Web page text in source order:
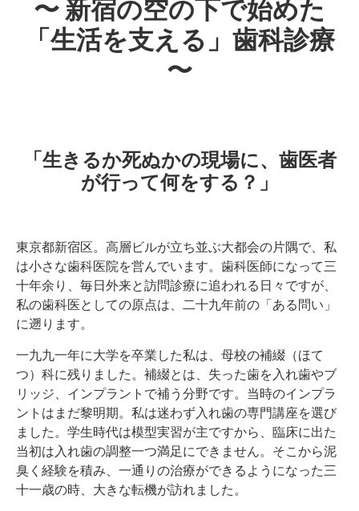
〜 新宿の空の下で始めた
「生活を支える」歯科診療
〜
「生きるか死ぬかの現場に、歯医者
が行って何をする？」
東京都新宿区。高層ビルが立ち並ぶ大都会の片隅で、私
は小さな歯科医院を営んでいます。歯科医師になって三
十年余り、毎日外来と訪問診療に追われる日々ですが、
私の歯科医としての原点は、二十九年前の「ある問い」
に遡ります。
一九九一年に大学を卒業した私は、母校の補綴（ほて
つ）科に残りました。補綴とは、失った歯を入れ歯やブ
リッジ、インプラントで補う分野です。当時のインプラ
ントはまだ黎明期。私は迷わず入れ歯の専門講座を選び
ました。学生時代は模型実習が主ですから、臨床に出た
当初は入れ歯の調整一つ満足にできません。そこから泥
臭く経験を積み、一通りの治療ができるようになった三
十一歳の時、大きな転機が訪れました。